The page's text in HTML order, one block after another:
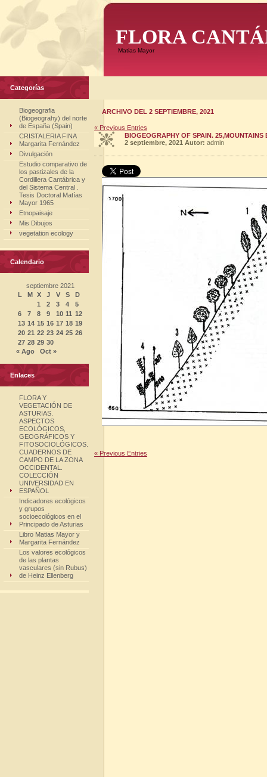
FLORA
Matias Mayor
Categorías
Biogeografia
(Biogeograhy) del norte
de España (Spain)
CRISTALERIA FINA
Margarita Fernández
Divulgación
Estudio comparativo de
los pastizales de la
Cordillera Cantábrica y
del Sistema Central .
Tesis Doctoral Matías
Mayor 1965
Etnopaisaje
Mis Dibujos
vegetation ecology
Calendario
septiembre 2021
L
M X J V S
D
1
2 3 4
5
6
7 8 9 10 11 12
13 14 15 16 17 18 19
20 21 22 23 24 25 26
27 28 29 30
« Ago
Oct »
Enlaces
FLORA Y
VEGETACIÓN DE
ASTURIAS.
ASPECTOS
ECOLÓGICOS,
GEOGRÁFICOS Y
FITOSOCIOLÓGICOS.
CUADERNOS DE
CAMPO DE LA ZONA
OCCIDENTAL.
COLECCIÓN
UNIVERSIDAD EN
ESPAÑOL
Indicadores ecológicos
y grupos
socioecológicos en el
Principado de Asturias
Libro Matias Mayor y
Margarita Fernández
Los valores ecológicos
de las plantas
vasculares (sin Rubus)
de Heinz Ellenberg
ARCHIVO DEL 2 SEPTIEMBRE, 2021
« Previous Entries
BIOGEOGRAPHY OF SPAIN.
2 septiembre, 2021 Autor: admin
« Previous Entries